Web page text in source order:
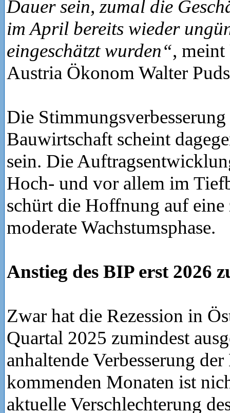
Dauer sein, zumal die
im April bereits wieder
eingeschätzt wurden“,
Austria Ökonom Walter
Die
Bauwirtschaft scheint
sein. Die
Hoch- und vor allem im
schürt die Hoffnung auf eine
moderate Wachstumsphase.
Anstieg des BIP erst 2026
Zwar hat die Rezession in
Quartal 2025 zumindest
anhaltende Verbesserung
kommenden Monaten ist
aktuelle Verschlechterung